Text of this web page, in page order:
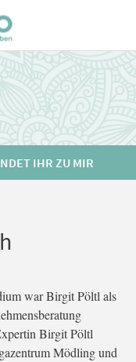
IHR ZU MIR
war Birgit Pöltl als
Birgit Pöltl
Mödling und